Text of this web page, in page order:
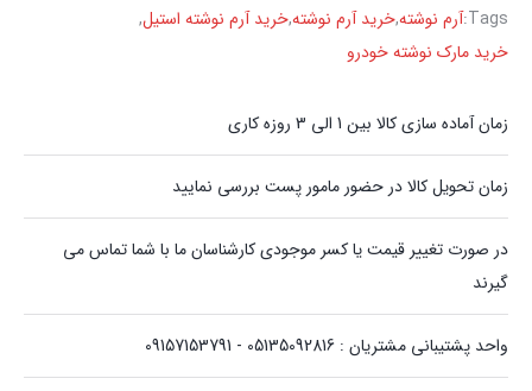
Tags: آرم نوشته,خرید آرم نوشته,خرید آرم نوشته استیل,
خرید مارک نوشته خودرو
زمان آماده سازی کالا بین 1 الی 3 روزه کاری
زمان تحویل کالا در حضور مامور پست بررسی نمایید
در صورت تغییر قیمت یا کسر موجودی کارشناسان ما با شما تماس می
گیرند
واحد پشتیبانی مشتریان : 05135092816 - 09157153791